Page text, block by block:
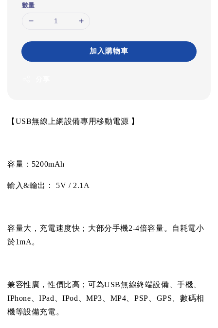
數量
加入購物車
【 USB無線上網設備專用移動電源 】
容量： 5200mAh
輸入&輸出： 5V / 2.1A
容量大，充電速度快；大部分手機2-4倍容量。自耗電小
於1mA 。
兼容性廣，性價比高；可為USB無線終端設備、手機、
IPhone 、IPad 、IPod 、MP3 MP4 、PSP GPS 、數碼相
機等設備充電。